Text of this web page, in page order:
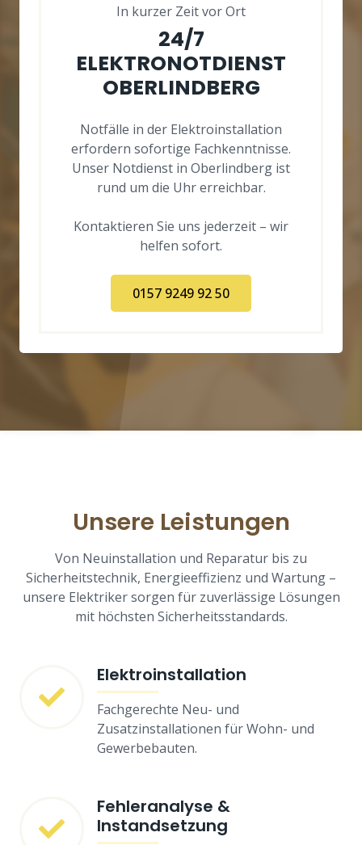
In kurzer Zeit vor Ort
24/7
ELEKTRONOTDIENST
OBERLINDBERG
Notfälle in der Elektroinstallation
erfordern sofortige Fachkenntnisse.
Unser Notdienst in Oberlindberg ist
rund um die Uhr erreichbar.
Kontaktieren Sie uns jederzeit – wir
helfen sofort.
0157 9249 92 50
Unsere Leistungen
Von Neuinstallation und Reparatur bis zu
Sicherheitstechnik, Energieeffizienz und Wartung –
unsere Elektriker sorgen für zuverlässige Lösungen
mit höchsten Sicherheitsstandards.
Elektroinstallation
Fachgerechte Neu- und
Zusatzinstallationen für Wohn- und
Gewerbebauten.
Fehleranalyse &
Instandsetzung